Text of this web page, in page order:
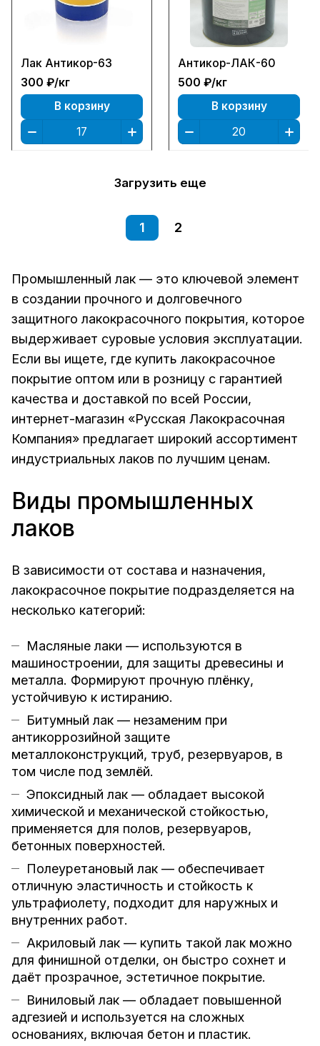
Лак Антикор-63
300 ₽/кг
В корзину
Антикор-ЛАК-60
500 ₽/кг
В корзину
Загрузить еще
1 2
Промышленный лак — это ключевой элемент
в создании прочного и долговечного
защитного лакокрасочного покрытия, которое
выдерживает суровые условия эксплуатации.
Если вы ищете, где купить лакокрасочное
покрытие оптом или в розницу с гарантией
качества и доставкой по всей России,
интернет-магазин «Русская Лакокрасочная
Компания» предлагает широкий ассортимент
индустриальных лаков по лучшим ценам.
Виды промышленных
лаков
В зависимости от состава и назначения,
лакокрасочное покрытие подразделяется на
несколько категорий:
Масляные лаки — используются в
машиностроении, для защиты древесины и
металла. Формируют прочную плёнку,
устойчивую к истиранию.
Битумный лак — незаменим при
антикоррозийной защите
металлоконструкций, труб, резервуаров, в
том числе под землёй.
Эпоксидный лак — обладает высокой
химической и механической стойкостью,
применяется для полов, резервуаров,
бетонных поверхностей.
Полеуретановый лак — обеспечивает
отличную эластичность и стойкость к
ультрафиолету, подходит для наружных и
внутренних работ.
Акриловый лак — купить такой лак можно
для финишной отделки, он быстро сохнет и
даёт прозрачное, эстетичное покрытие.
Виниловый лак — обладает повышенной
адгезией и используется на сложных
основаниях, включая бетон и пластик.